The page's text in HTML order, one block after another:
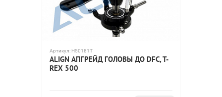
Артикул: H50181T
ALIGN АПГРЕЙД ГОЛОВЫ ДО DFC, T-
REX 500